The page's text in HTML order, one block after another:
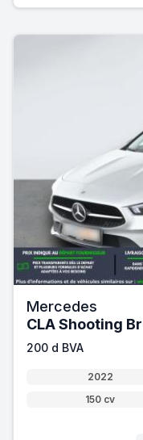
Mercedes
CLA Shooting
200 d BVA
2022
150 cv